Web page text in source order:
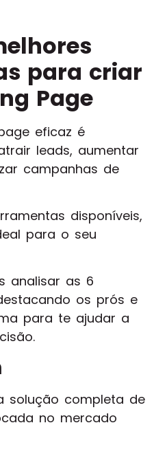
para criar
Page
eficaz é
leads, aumentar
campanhas de
disponíveis,
para o seu
analisar as 6
os prós e
para te ajudar a
solução completa de
no mercado